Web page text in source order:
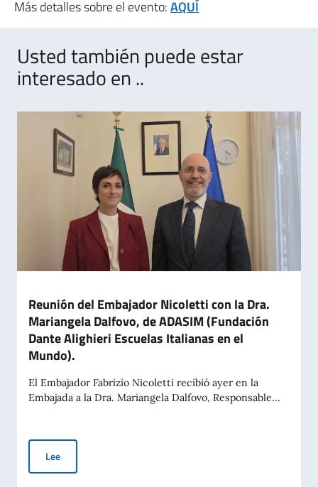
Más detalles sobre el evento:AQUÍ
Usted también puede estar
interesado en ..
Reunión del Embajador Nicoletti con la Dra.
Mariangela Dalfovo, de ADASIM (Fundación
Dante Alighieri Escuelas Italianas en el
Mundo).
El Embajador Fabrizio Nicoletti recibió ayer en la
Embajada a la Dra. Mariangela Dalfovo, Responsable...
LeeReunión del Embajador Nicoletti con la Dra. Mariangela